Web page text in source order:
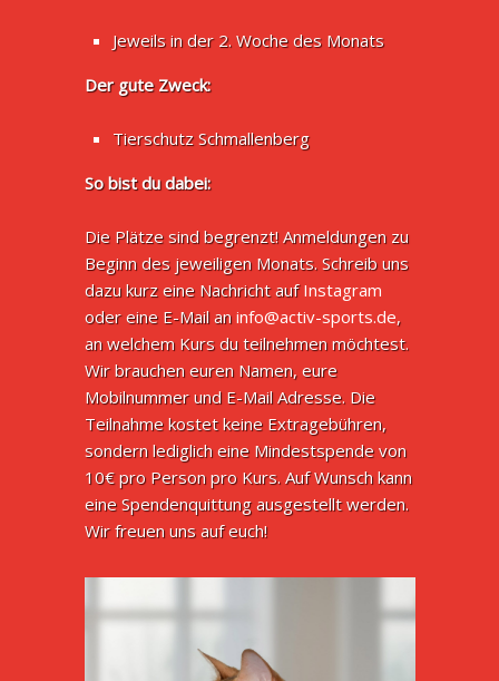
Jeweils in der 2. Woche des Monats
Der gute Zweck:
Tierschutz Schmallenberg
So bist du dabei:
Die Plätze sind begrenzt! Anmeldungen zu
Beginn des jeweiligen Monats. Schreib uns
dazu kurz eine Nachricht aufInstagram
oder eine E-Mail aninfo@activ-sports.de,
an welchem Kurs du teilnehmen möchtest.
Wir brauchen euren Namen, eure
Mobilnummer und E-Mail Adresse. Die
Teilnahme kostet keine Extragebühren,
sondern lediglich eine Mindestspende von
10€ pro Person pro Kurs. Auf Wunsch kann
eine Spendenquittung ausgestellt werden.
Wir freuen uns auf euch!